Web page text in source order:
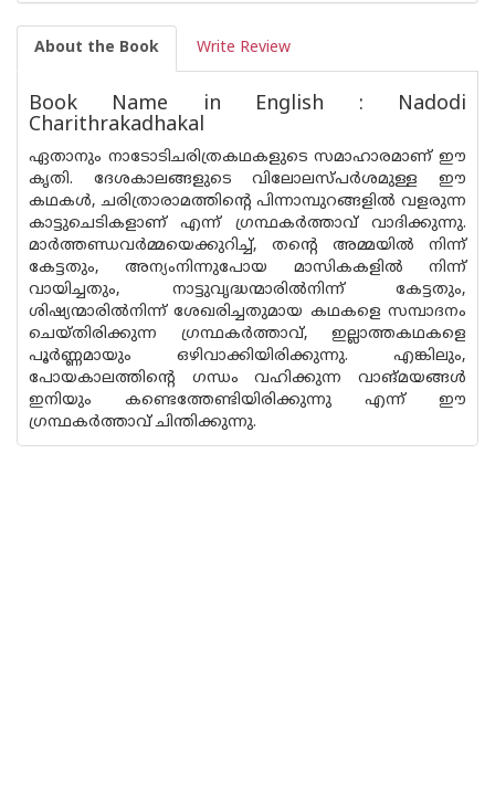
About the Book Write Review
Book Name in English : Nadodi
Charithrakadhakal
ഏതാനും നാടോടിചരിത്രകഥകളുടെ സമാഹാരമാണ് ഈ
കൃതി. ദേശകാലങ്ങളുടെ വിലോലസ്പർശമുള്ള ഈ
കഥകൾ, ചരിത്രാരാമത്തിന്റെ പിന്നാമ്പുറങ്ങളിൽ വളരുന്ന
കാട്ടുചെടികളാണ് എന്ന് ഗ്രന്ഥകർത്താവ് വാദിക്കുന്നു.
മാർത്തണ്ഡവർമ്മയെക്കുറിച്ച്, തന്റെ അമ്മയിൽ നിന്ന്
കേട്ടതും, അന്യംനിന്നുപോയ മാസികകളിൽ നിന്ന്
വായിച്ചതും, നാട്ടുവൃദ്ധന്മാരിൽനിന്ന് കേട്ടതും,
ശിഷ്യന്മാരിൽനിന്ന് ശേഖരിച്ചതുമായ കഥകളെ സമ്പാദനം
ചെയ്തിരിക്കുന്ന ഗ്രന്ഥകർത്താവ്, ഇല്ലാത്തകഥകളെ
പൂർണ്ണമായും ഒഴിവാക്കിയിരിക്കുന്നു. എങ്കിലും,
പോയകാലത്തിന്റെ ഗന്ധം വഹിക്കുന്ന വാങ്മയങ്ങൾ
ഇനിയും കണ്ടെത്തേണ്ടിയിരിക്കുന്നു എന്ന് ഈ
ഗ്രന്ഥകർത്താവ് ചിന്തിക്കുന്നു.